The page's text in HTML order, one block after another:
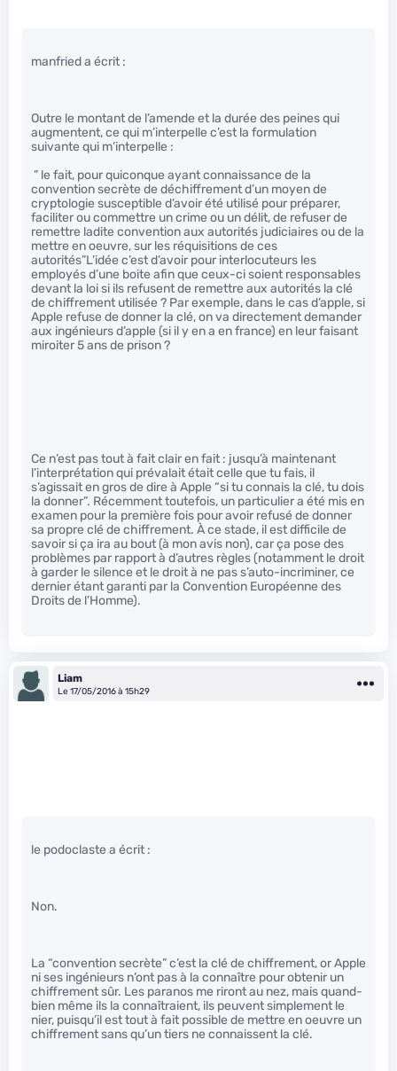
manfried a écrit :
Outre le montant de l’amende et la durée des peines qui
augmentent, ce qui m’interpelle c’est la formulation
suivante qui m’interpelle :
” le fait, pour quiconque ayant connaissance de la
convention secrète de déchiffrement d’un moyen de
cryptologie susceptible d’avoir été utilisé pour préparer,
faciliter ou commettre un crime ou un délit, de refuser de
remettre ladite convention aux autorités judiciaires ou de la
mettre en oeuvre, sur les réquisitions de ces
autorités”L’idée c’est d’avoir pour interlocuteurs les
employés d’une boite afin que ceux-ci soient responsables
devant la loi si ils refusent de remettre aux autorités la clé
de chiffrement utilisée ? Par exemple, dans le cas d’apple, si
Apple refuse de donner la clé, on va directement demander
aux ingénieurs d’apple (si il y en a en france) en leur faisant
miroiter 5 ans de prison ?
Ce n’est pas tout à fait clair en fait : jusqu’à maintenant
l’interprétation qui prévalait était celle que tu fais, il
s’agissait en gros de dire à Apple “si tu connais la clé, tu dois
la donner”. Récemment toutefois, un particulier a été mis en
examen pour la première fois pour avoir refusé de donner
sa propre clé de chiffrement. À ce stade, il est difficile de
savoir si ça ira au bout (à mon avis non), car ça pose des
problèmes par rapport à d’autres règles (notamment le droit
à garder le silence et le droit à ne pas s’auto-incriminer, ce
dernier étant garanti par la Convention Européenne des
Droits de l’Homme).
Liam
Le 17/05/2016 à 15h29
le podoclaste a écrit :
Non.
La “convention secrète” c’est la clé de chiffrement, or Apple
ni ses ingénieurs n’ont pas à la connaître pour obtenir un
chiffrement sûr. Les paranos me riront au nez, mais quand-
bien même ils la connaîtraient, ils peuvent simplement le
nier, puisqu’il est tout à fait possible de mettre en oeuvre un
chiffrement sans qu’un tiers ne connaissent la clé.